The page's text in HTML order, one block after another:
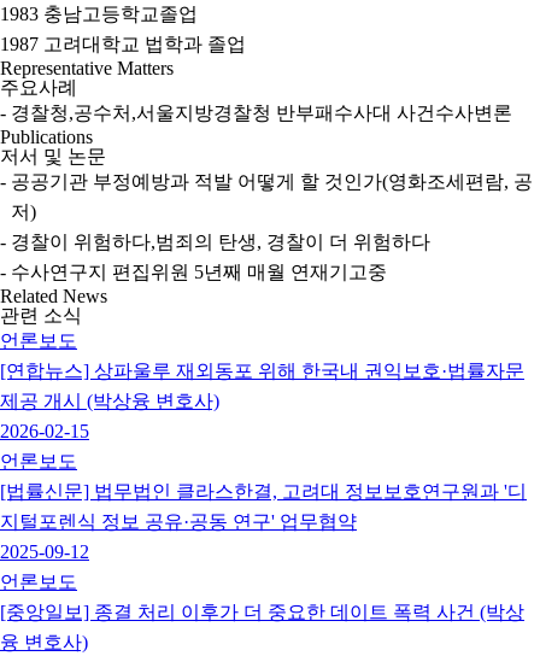
1983 충남고등학교졸업
1987 고려대학교 법학과 졸업
Representative Matters
주요사례
- 경찰청,공수처,서울지방경찰청 반부패수사대 사건수사변론
Publications
저서 및 논문
- 공공기관 부정예방과 적발 어떻게 할 것인가(영화조세편람, 공
저)
- 경찰이 위험하다,범죄의 탄생, 경찰이 더 위험하다
- 수사연구지 편집위원 5년째 매월 연재기고중
Related News
관련 소식
언론보도
[연합뉴스] 상파울루 재외동포 위해 한국내 권익보호·법률자문
제공 개시 (박상융 변호사)
2026-02-15
언론보도
[법률신문] 법무법인 클라스한결, 고려대 정보보호연구원과 '디
지털포렌식 정보 공유·공동 연구' 업무협약
2025-09-12
언론보도
[중앙일보] 종결 처리 이후가 더 중요한 데이트 폭력 사건 (박상
융 변호사)